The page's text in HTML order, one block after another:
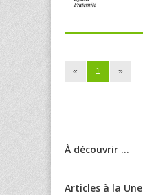
« 1 »
À découvrir ...
Articles à la Une